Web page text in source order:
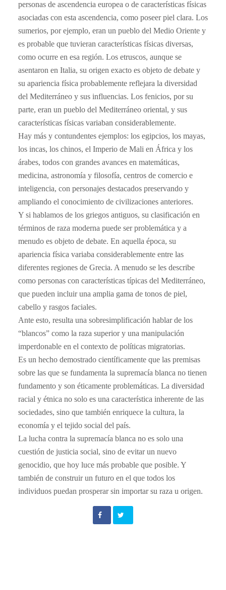
personas de ascendencia europea o de características físicas
asociadas con esta ascendencia, como poseer piel clara. Los
sumerios, por ejemplo, eran un pueblo del Medio Oriente y
es probable que tuvieran características físicas diversas,
como ocurre en esa región. Los etruscos, aunque se
asentaron en Italia, su origen exacto es objeto de debate y
su apariencia física probablemente reflejara la diversidad
del Mediterráneo y sus influencias. Los fenicios, por su
parte, eran un pueblo del Mediterráneo oriental, y sus
características físicas variaban considerablemente.
Hay más y contundentes ejemplos: los egipcios, los mayas,
los incas, los chinos, el Imperio de Mali en África y los
árabes, todos con grandes avances en matemáticas,
medicina, astronomía y filosofía, centros de comercio e
inteligencia, con personajes destacados preservando y
ampliando el conocimiento de civilizaciones anteriores.
Y si hablamos de los griegos antiguos, su clasificación en
términos de raza moderna puede ser problemática y a
menudo es objeto de debate. En aquella época, su
apariencia física variaba considerablemente entre las
diferentes regiones de Grecia. A menudo se les describe
como personas con características típicas del Mediterráneo,
que pueden incluir una amplia gama de tonos de piel,
cabello y rasgos faciales.
Ante esto, resulta una sobresimplificación hablar de los
“blancos” como la raza superior y una manipulación
imperdonable en el contexto de políticas migratorias.
Es un hecho demostrado científicamente que las premisas
sobre las que se fundamenta la supremacía blanca no tienen
fundamento y son éticamente problemáticas. La diversidad
racial y étnica no solo es una característica inherente de las
sociedades, sino que también enriquece la cultura, la
economía y el tejido social del país.
La lucha contra la supremacía blanca no es solo una
cuestión de justicia social, sino de evitar un nuevo
genocidio, que hoy luce más probable que posible. Y
también de construir un futuro en el que todos los
individuos puedan prosperar sin importar su raza u origen.